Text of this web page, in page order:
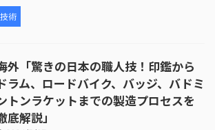
技術
外「驚きの日本の職人技！印鑑から
ラム、ロードバイク、バッジ、バドミ
トンラケットまでの製造プロセスを
底解説」